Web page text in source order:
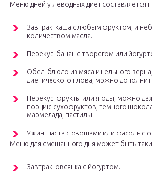
Меню дней углеводных диет составляется
Завтрак: каша с любым фруктом, и
количеством масла.
Перекус: банан с творогом или
Обед: блюдо из мяса и цельного
диетического плова, можно
Перекус: фрукты или ягоды, можно
порцию сухофруктов, темного
мармелада, пастилы.
Ужин: паста с овощами или фасоль с
Меню для смешанного дня может быть
Завтрак: овсянка с йогуртом.